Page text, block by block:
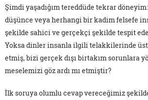
Şimdi yaşadığım tereddüde tekrar
düşünce veya herhangi bir kadim felsefe
şekilde sahici ve gerçekçi şekilde tespit
Yoksa dinler insanla ilgili telakkilerinde
etmiş, bizi gerçek dışı birtakım sorunlara
meselemizi göz ardı mı etmiştir?
İlk soruya olumlu cevap vereceğimiz